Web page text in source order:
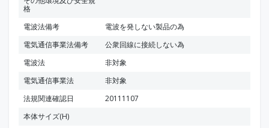
格
電波法備考
電波を発しない製品の為
電気通信事業法備考
公衆回線に接続しない為
電波法
非対象
電気通信事業法
非対象
法規関連確認日
20111107
本体サイズ(H)